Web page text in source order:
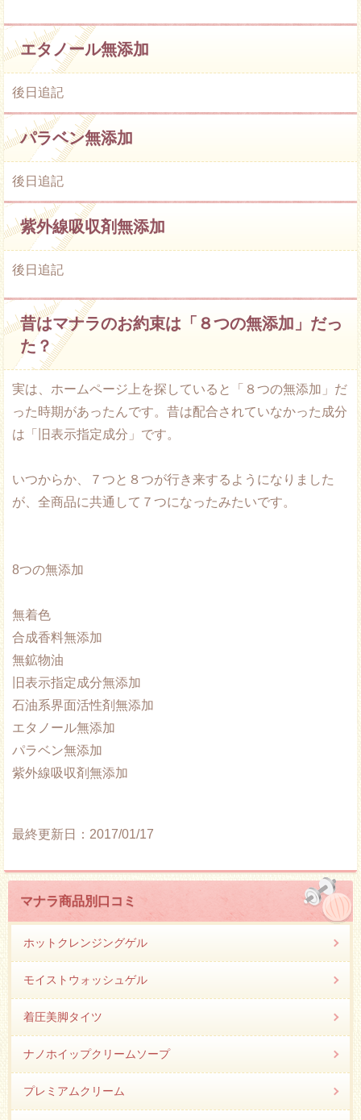
エタノール無添加
後日追記
パラベン無添加
後日追記
紫外線吸収剤無添加
後日追記
昔はマナラのお約束は「８つの無添加」だっ
た？
実は、ホームページ上を探していると「８つの無添加」だ
った時期があったんです。昔は配合されていなかった成分
は「旧表示指定成分」です。
いつからか、７つと８つが行き来するようになりました
が、全商品に共通して７つになったみたいです。
8つの無添加
無着色
合成香料無添加
無鉱物油
旧表示指定成分無添加
石油系界面活性剤無添加
エタノール無添加
パラベン無添加
紫外線吸収剤無添加
最終更新日： 2017/01/17
マナラ商品別口コミ
ホットクレンジングゲル
モイストウォッシュゲル
着圧美脚タイツ
ナノホイップクリームソープ
プレミアムクリーム